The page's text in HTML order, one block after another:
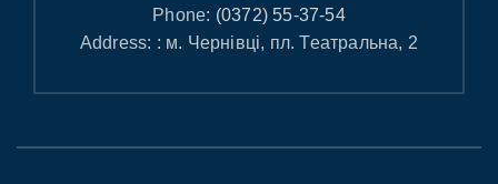
Phone: (0372) 55-37-54
Address: : м. Чернівці, пл. Театральна, 2